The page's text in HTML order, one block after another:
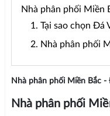
Nhà phân phối Miền
1. Tại sao chọn Đá
2. Nhà phân phối
Nhà phân phối Miền Bắc -
Nhà phân phối